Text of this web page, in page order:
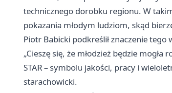
technicznego dorobku regionu. W
pokazania młodym ludziom, skąd
Piotr Babicki podkreślił znaczenie tego
„Cieszę się, że młodzież będzie
STAR – symbolu jakości, pracy i
starachowicki.